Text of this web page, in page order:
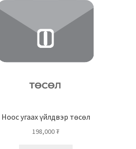
Ноос угаах үйлдвэр төсөл
198,000₮